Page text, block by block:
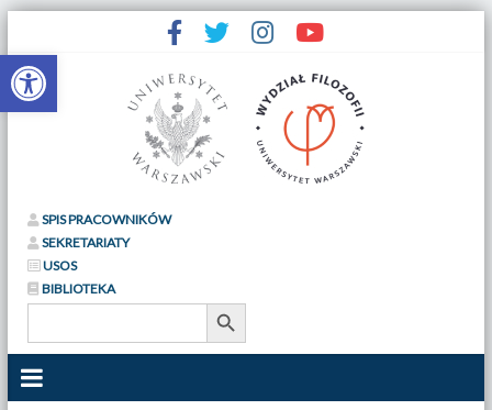
Otwórz pasek narzędzi
SPIS PRACOWNIKÓW
SEKRETARIATY
USOS
BIBLIOTEKA
Search
Search Button